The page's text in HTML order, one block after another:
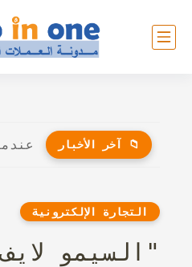
📁 آخر الأخبار
التجارة الإلكترونية
"السيمو لايف